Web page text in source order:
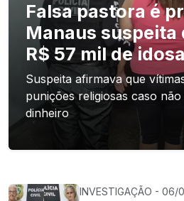
Falsa pastora é
Manaus
R$ 57 mil de
Suspeita afirmava que
punições religiosas caso
dinheiro
INVESTIGAÇÃO - 06/